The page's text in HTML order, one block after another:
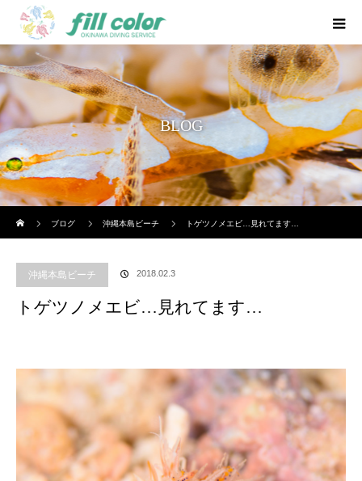
BLOG
ブログ
沖縄本島ビーチ トゲツノメエビ…見れてます…
沖縄本島ビーチ 2018.02.3
トゲツノメエビ…見れてます…